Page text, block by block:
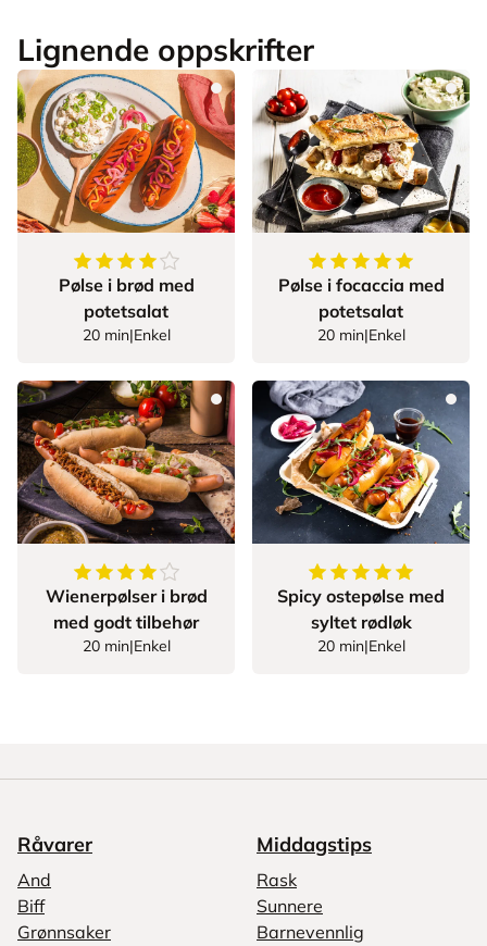
Lignende oppskrifter
4.714285714285714
stjerner
Pølse i brød med
potetsalat
20 min|Enkel
5av5stjerner
Pølse i focaccia med
potetsalat
20 min|Enkel
4av5stjerner
Wienerpølser i brød
med godt tilbehør
20 min|Enkel
5av5stjerner
Spicy ostepølse med
syltet rødløk
20 min|Enkel
Råvarer
And
Biff
Grønnsaker
Middagstips
Rask
Sunnere
Barnevennlig